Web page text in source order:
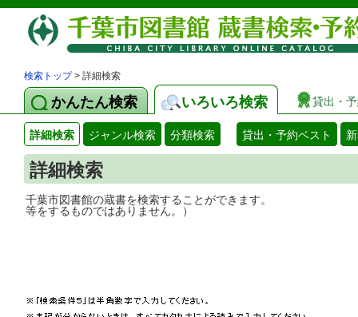
検索トップ> 詳細検索
かんたん検索 いろいろ検索 貸出・
詳細検索 ジャンル検索 分類検索 貸出・予約ベスト
詳細検索
千葉市図書館の蔵書を検索することがで
等をするものではありません。）